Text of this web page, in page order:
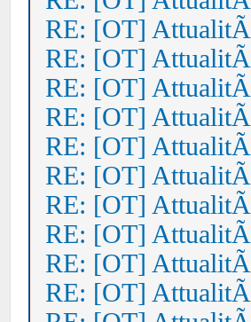
RE: [OT]
RE: [OT]
RE: [OT]
RE: [OT]
RE: [OT]
RE: [OT]
RE: [OT]
RE: [OT]
RE: [OT]
RE: [OT]